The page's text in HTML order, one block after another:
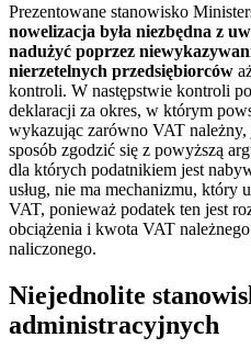
Prezentowane stanowisko
nowelizacja była niezbędna z
nadużyć poprzez
nierzetelnych przedsiębiorców
kontroli. W następstwie kontroli
deklaracji za okres, w którym
wykazując zarówno VAT
sposób zgodzić się z powyższą
dla których podatnikiem jest
usług, nie ma mechanizmu, który
VAT, ponieważ podatek ten jest
obciążenia i kwota VAT
naliczonego.
Niejednolite
administracyjnych